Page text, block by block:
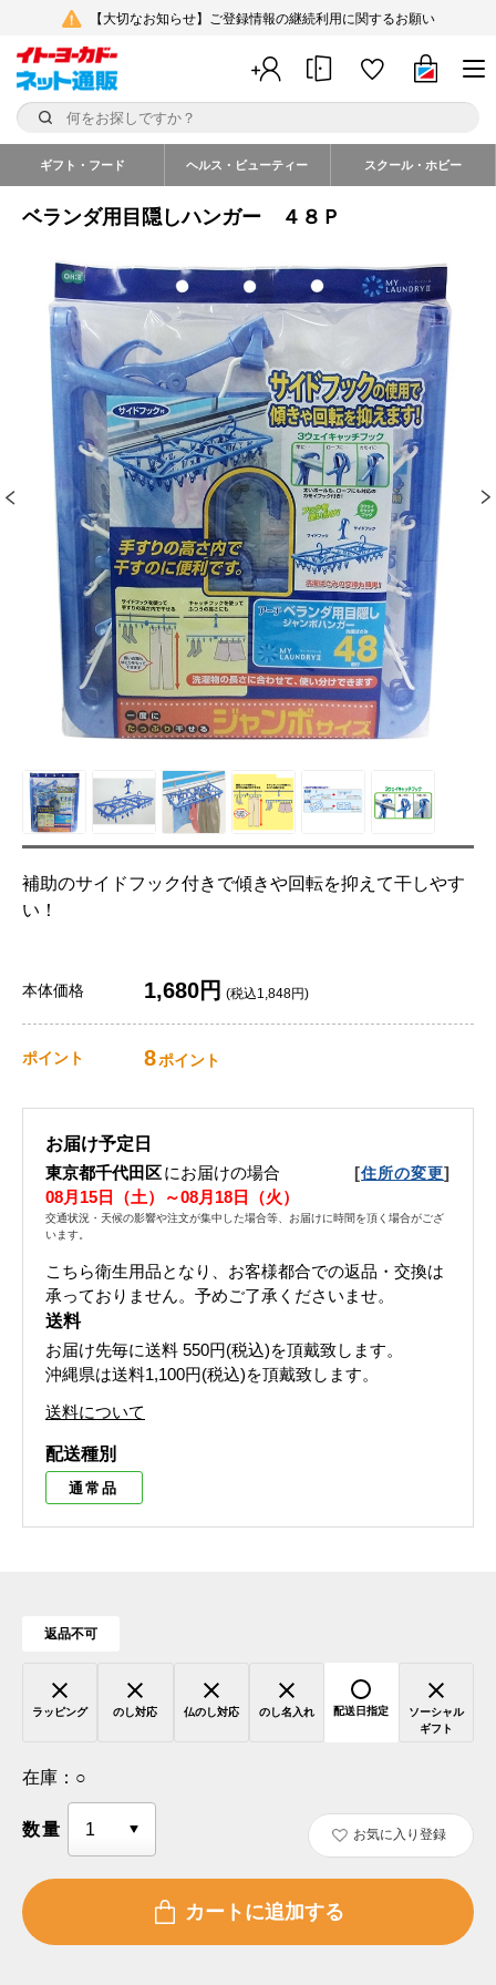
【大切なお知らせ】ご登録情報の継続利用に関するお願い
ギフト・フード ヘルス・ビューティー スクール・ホビー
ベランダ用目隠しハンガー ４８Ｐ
補助のサイドフック付きで傾きや回転を抑えて干しやす
い！
本体価格 1,680円 (税込1,848円)
ポイント 8ポイント
お届け予定日
東京都千代田区にお届けの場合 [住所の変更]
08月15日（土）～08月18日（火）
交通状況・天候の影響や注文が集中した場合等、お届けに時間を頂く場合がござ
います。
こちら衛生用品となり、お客様都合での返品・交換は
承っておりません。予めご了承くださいませ。
送料
お届け先毎に送料 550円(税込)を頂戴致します。
沖縄県は送料1,100円(税込)を頂戴致します。
送料について
配送種別
通常品
返品不可
ラッピング のし対応 仏のし対応 のし名入れ 配送日指定
ソーシャル
ギフト
在庫： ○
数量 お気に入り登録